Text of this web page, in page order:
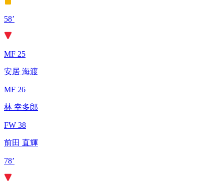
58’
MF 25
安居 海渡
MF 26
林 幸多郎
FW 38
前田 直輝
78’